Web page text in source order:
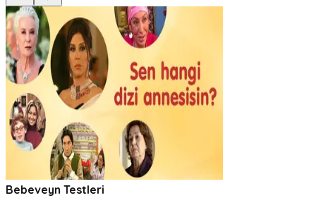
Bebeveyn Testleri